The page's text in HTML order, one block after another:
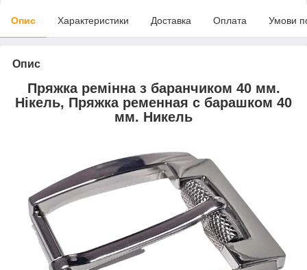
Опис Характеристики Доставка Оплата Умови
Опис
Пряжка ремінна з баранчиком 40 мм.
Нікель, Пряжка ременная с барашком 40
мм. Никель